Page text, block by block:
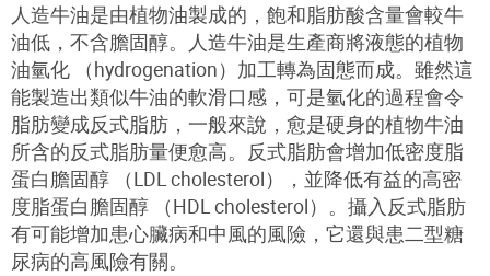
人造牛油是由植物油製成的，飽和脂肪酸含量會較牛
油低，不含膽固醇。人造牛油是生產商將液態的植物
油氫化 （hydrogenation）加工轉為固態而成。雖然這
能製造出類似牛油的軟滑口感，可是氫化的過程會令
脂肪變成反式脂肪，一般來說，愈是硬身的植物牛油
所含的反式脂肪量便愈高。反式脂肪會增加低密度脂
蛋白膽固醇 （LDL cholesterol），並降低有益的高密
度脂蛋白膽固醇 （HDL cholesterol）。攝入反式脂肪
有可能增加患心臟病和中風的風險，它還與患二型糖
尿病的高風險有關。